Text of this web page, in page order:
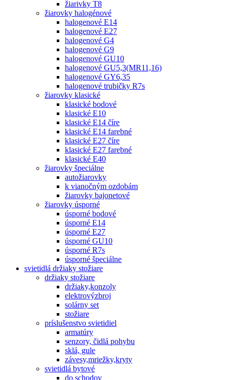
žiarivky T8
žiarovky halogénové
halogenové E14
halogenové E27
halogenové G4
halogenové G9
halogenové GU10
halogenové GU5,3(MR11,16)
halogenové GY6,35
halogenové trubičky R7s
žiarovky klasické
klasické bodové
klasické E10
klasické E14 číre
klasické E14 farebné
klasické E27 číre
klasické E27 farebné
klasické E40
žiarovky špeciálne
autožiarovky
k vianočným ozdobám
žiarovky bajonetové
žiarovky úsporné
úsporné bodové
úsporné E14
úsporné E27
úsporné GU10
úsporné R7s
úsporné špeciálne
svietidlá držiaky stožiare
držiaky stožiare
držiaky,konzoly
elektrovýzbroj
solárny set
stožiare
príslušenstvo svietidiel
armatúry
senzory, čidlá pohybu
sklá, gule
závesy,mriežky,kryty
svietidlá bytové
do schodov